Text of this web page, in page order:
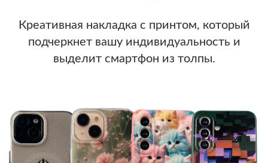
Креативная накладка с принтом, который
подчеркнет вашу индивидуальность и
выделит смартфон из толпы.